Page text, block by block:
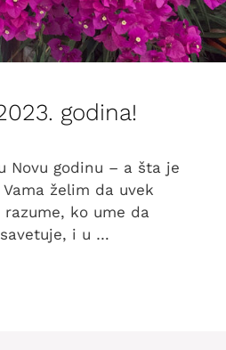
godina!
Novu godinu – a šta je
želim da uvek
ko ume da
i u …